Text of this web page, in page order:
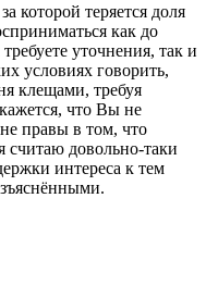
которой теряется доля
как до
уточнения, так и
условиях говорить,
клещами, требуя
что Вы не
правы в том, что
считаю довольно-таки
интереса к тем